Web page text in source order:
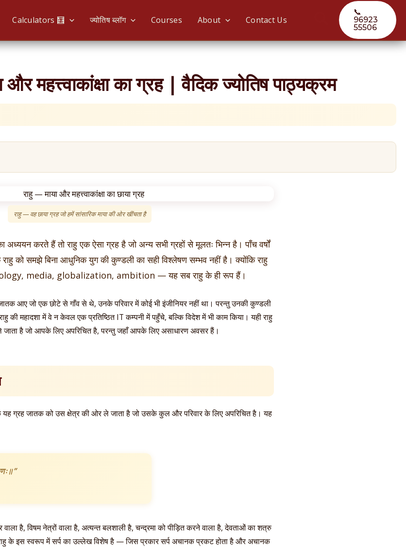
Calculators 🧮 ज्योतिष ब्लॉग Courses About Contact Us Search
📞
96923
55506
महत्त्वाकांक्षा का ग्रह | वैदिक ज्योतिष पाठ्यक्रम
राहु — वह छाया ग्रह जो हमें सांसारिक माया की ओर खींचता है
अध्ययन करते हैं तो राहु एक ऐसा ग्रह है जो अन्य सभी ग्रहों से मूलतः भिन्न है। पाँच वर्षों
राहु को समझे बिना आधुनिक युग की कुण्डली का सही विश्लेषण सम्भव नहीं है। क्योंकि राहु
media, globalization, ambition — यह सब राहु के ही रूप हैं।
आए जो एक छोटे से गाँव से थे, उनके परिवार में कोई भी इंजीनियर नहीं था। परन्तु उनकी कुण्डली
की महादशा में वे न केवल एक प्रतिष्ठित IT कम्पनी में पहुँचे, बल्कि विदेश में भी काम किया। यही राहु
है जो आपके लिए अपरिचित है, परन्तु जहाँ आपके लिए असाधारण अवसर हैं।
यह ग्रह जातक को उस क्षेत्र की ओर ले जाता है जो उसके कुल और परिवार के लिए अपरिचित है। यह
वाला है, विषम नेत्रों वाला है, अत्यन्त बलशाली है, चन्द्रमा को पीड़ित करने वाला है, देवताओं का शत्रु
के इस स्वरूप में सर्प का उल्लेख विशेष है — जिस प्रकार सर्प अचानक प्रकट होता है और अचानक